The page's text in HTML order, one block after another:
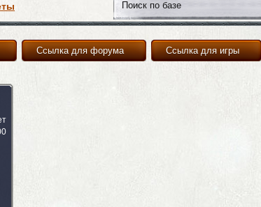
Ссылка для игры
Ссылка для форума